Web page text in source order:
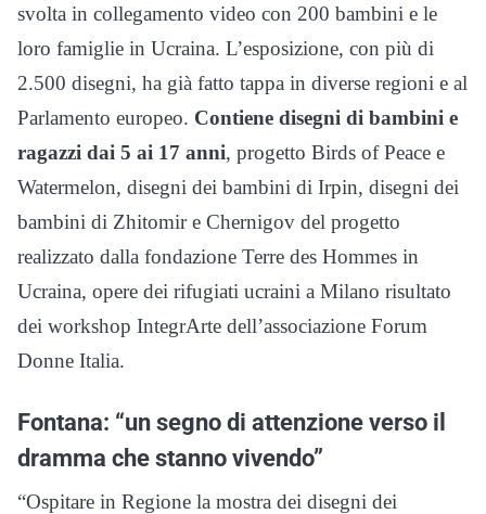
svolta in collegamento video con 200 bambini e le
loro famiglie in Ucraina. L’esposizione, con più di
2.500 disegni, ha già fatto tappa in diverse regioni e al
Parlamento europeo. Contiene disegni di bambini e
ragazzi dai 5 ai 17 anni, progetto Birds of Peace e
Watermelon, disegni dei bambini di Irpin, disegni dei
bambini di Zhitomir e Chernigov del progetto
realizzato dalla fondazione Terre des Hommes in
Ucraina, opere dei rifugiati ucraini a Milano risultato
dei workshop IntegrArte dell’associazione Forum
Donne Italia.
Fontana: “un segno di attenzione verso il
dramma che stanno vivendo”
“Ospitare in Regione la mostra dei disegni dei